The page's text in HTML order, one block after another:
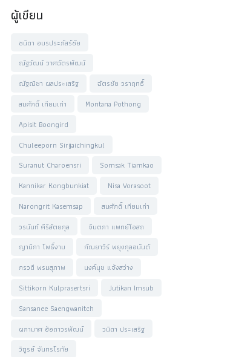
ผู้เขียน
ชนิดา อมรประภัสร์ชัย
ณัฐวัฒน์ วาศฉัตรพัฒน์
ณัฐณิชา ผลประเสริฐ
ฉัตรชัย วราฤทธิ์
สมศักดิ์ เทียมเก่า
Montana Pothong
Apisit Boongird
Chuleeporn Sirijaichingkul
Suranut Charoensri
Somsak Tiamkao
Kannikar Kongbunkiat
Nisa Vorasoot
Narongrit Kasemsap
สมศักดิ์ เทียมเก่า
วรนันท์ คีรีสัตยกุล
จินตภา แพทย์โอสถ
ญานิกา โพธิ์งาม
กัณยาวีร์ พยุงกุลอนันต์
กรวดี พรมสุภาพ
นงค์นุช แจ้งสว่าง
Sittikorn Kulprasertsri
Jutikan Imsub
Sansanee Saengwanitch
ผกามาศ ฮ้อถาวรพัฒน์
วนิดา ประเสริฐ
วิฑูรย์ จันทรโรทัย